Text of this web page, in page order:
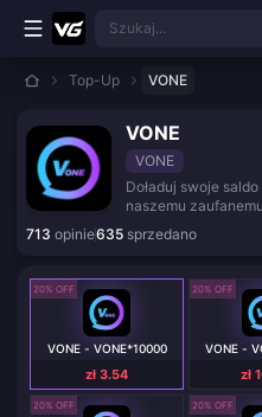
Przejdź do głównej treści
Szukaj...
Top-Up VONE
VONE
VONE
Doładuj swoje
naszemu
713 opinie635 sprzedano
20% OFF
VONE - VONE*10000
zł 3.54
20% OFF
VONE -
zł
20% OFF 20% OFF